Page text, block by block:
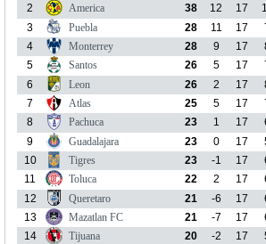
2
America 38 12 17
3
Puebla 28 11 17
4
Monterrey 28 9 17
5
Santos 26 5 17
6
Leon 26 2 17
7
Atlas 25 5 17
8
Pachuca 23 1 17
9
Guadalajara 23 0 17
10
Tigres 23 -1 17
11
Toluca 22 2 17
12
Queretaro 21 -6 17
13
Mazatlan FC 21 -7 17
14
Tijuana 20 -2 17